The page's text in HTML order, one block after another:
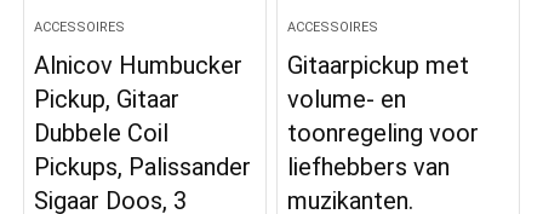
ACCESSOIRES
Alnicov Humbucker
Pickup, Gitaar
Dubbele Coil
Pickups, Palissander
Sigaar Doos, 3
ACCESSOIRES
Gitaarpickup met
volume- en
toonregeling voor
liefhebbers van
muzikanten.